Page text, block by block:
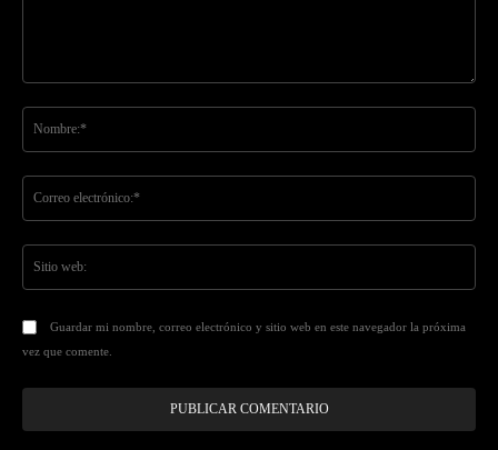
Guardar mi nombre, correo electrónico y sitio web en este navegador la próxima
vez que comente.